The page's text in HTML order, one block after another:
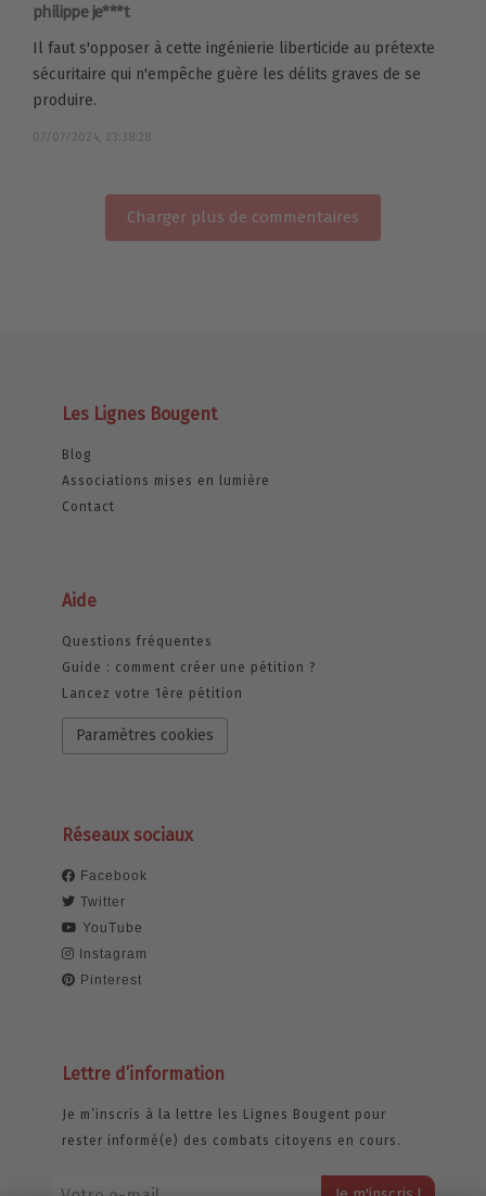
philippe je***t
Il faut s'opposer à cette ingénierie liberticide au prétexte
sécuritaire qui n'empêche guère les délits graves de se
produire.
07/07/2024, 23:38:28
Charger plus de commentaires
Les Lignes Bougent
Blog
Associations mises en lumière
Contact
Aide
Questions fréquentes
Guide : comment créer une pétition ?
Lancez votre 1ère pétition
Paramètres cookies
Réseaux sociaux
Facebook
Twitter
YouTube
Instagram
Pinterest
Lettre d’information
Je m’inscris à la lettre les Lignes Bougent pour
rester informé(e) des combats citoyens en cours.